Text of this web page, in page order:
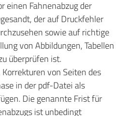
einen Fahnenabzug der
der auf Druckfehler
sowie auf richtige
von Abbildungen, Tabellen
überprüfen ist.
von Seiten des
in der pdf-Datei als
Die genannte Frist für
ist unbedingt